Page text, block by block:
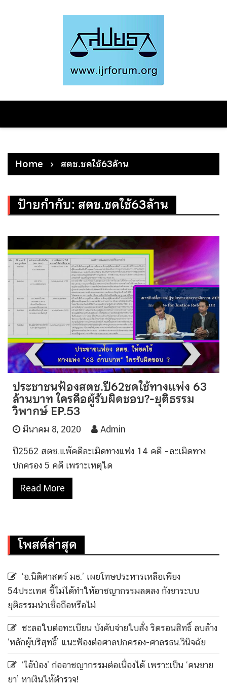
Home สตช.ชดใช้63ล้าน
ป้ายกำกับ: สตช.ชดใช้63ล้าน
ประชาชนฟ้องสตช.ปี62ชดใช้ทางแพ่ง 63
ล้านบาท ใครคือผู้รับผิดชอบ?-ยุติธรรม
วิพากษ์ EP.53
มีนาคม 8, 2020 Admin
ปี2562 สตช.แพ้คดีละเมิดทางแพ่ง 14 คดี –ละเมิดทาง
ปกครอง 5 คดี เพราะเหตุใด
Read More
โพสต์ล่าสุด
‘อ.นิติศาสตร์ มธ.’ เผยโทษประหารเหลือเพียง
54ประเทศ ชี้ไม่ได้ทำให้อาชญากรรมลดลง กังขาระบบ
ยุติธรรมน่าเชื่อถือหรือไม่
ชะลอใบต่อทะเบียน บังคับจ่ายใบสั่ง ริดรอนสิทธิ์ ลบล้าง
‘หลักผู้บริสุทธิ์’ แนะฟ้องต่อศาลปกครอง-ศาลรธน.วินิจฉัย
‘ไอ้ป๋อง’ ก่ออาชญากรรมต่อเนื่องได้ เพราะเป็น ‘คนขาย
ยา’ หาเงินให้ตำรวจ!